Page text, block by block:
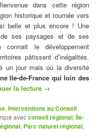
dans cette région
historique et tournée vers
belle et plus encore ! Une
ses paysages et de ses
le développement
pâtissent d’inégalités.
un jour mais où la diversité
Ile-de-France qui loin des
la lecture →
,Interventions au Conseil
avecconseil régional,Île-
, Parc naturel régional,